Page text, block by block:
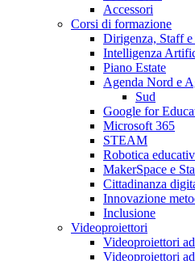
Accessori
Corsi di formazione
Dirigenza, Staff e
Intelligenza
Piano Estate
Agenda Nord e
Sud
Google for
Microsoft 365
STEAM
Robotica
MakerSpace e
Cittadinanza
Innovazione
Inclusione
Videoproiettori
Videoproiettori
Videoproiettori